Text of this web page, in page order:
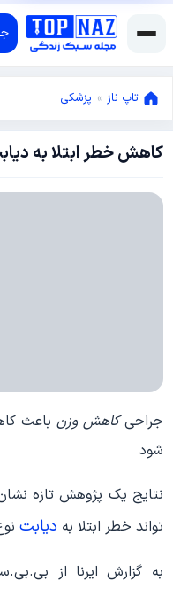
تاپ ناز » پزشکی
کاهش خطر ابتلا به
نوامبر
2014
جراحیکاهش وزن باعث
شود
نتایج یک پژوهش تازه
تواند خطر ابتلا به دیابت
به گزارش ایرنا از